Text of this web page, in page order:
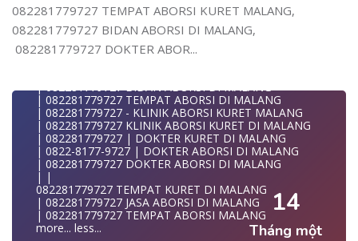
082281779727 TEMPAT ABORSI KURET MALANG,
082281779727 BIDAN ABORSI DI MALANG,
082281779727 DOKTER ABOR...
| WA 082281779727| | BIDAN PRAKTEK MALANG
| | TEMPAT ABORSI DI MALANG
| | 0822-8177-9727 KLINIK ABORSI DI MALANG
| 082281779727 TEMPAT ABORSI DI MALANG
| 082281779727 - KLINIK ABORSI KURET MALANG
| 082281779727 KLINIK ABORSI KURET DI MALANG
| 082281779727 | DOKTER KURET DI MALANG
| 0822-8177-9727 | DOKTER ABORSI DI MALANG
| 082281779727 DOKTER ABORSI DI MALANG
| |
082281779727 TEMPAT KURET DI MALANG
| 082281779727 JASA ABORSI DI MALANG
| 082281779727 TEMPAT ABORSI MALANG
more... less...
14
Tháng một